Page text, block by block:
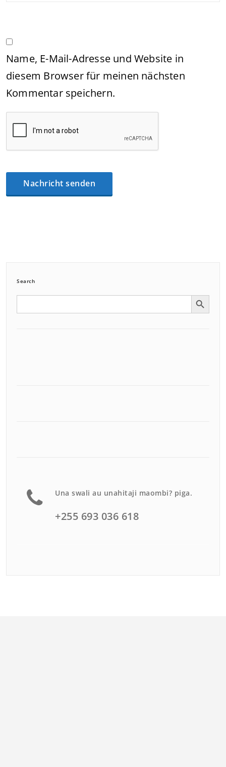
Name, E-Mail-Adresse und Website in
diesem Browser für meinen nächsten
Kommentar speichern.
Search
Search Search Button
Una swali au unahitaji maombi? piga.
+255 693 036 618